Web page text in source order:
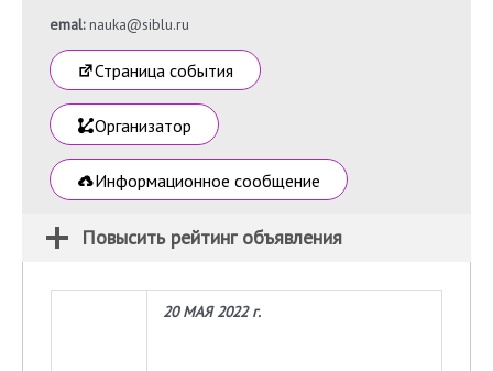
emal:nauka@siblu.ru
Страница события
Организатор
Информационное сообщение
Повысить рейтинг объявления
20 МАЯ 2022 г.